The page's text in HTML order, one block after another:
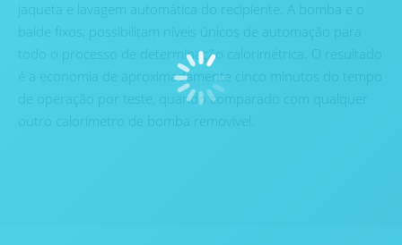
jaqueta e lavagem automática do recipiente. A bomba e o
balde fixos, possibilitam níveis únicos de automação para
todo o processo de determinação calorimétrica. O resultado
é a economia de aproximadamente cinco minutos do tempo
de operação por teste, quando comparado com qualquer
outro calorímetro de bomba removível.